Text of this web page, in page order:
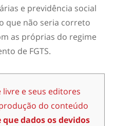
e previdência social
que não seria correto
as próprias do regime
de FGTS.
e seus editores
do conteúdo
que dados os devidos